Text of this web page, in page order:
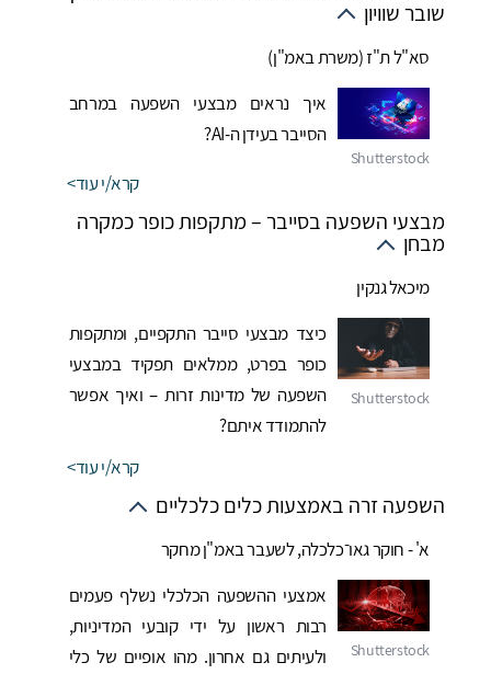
שובר שוויון
סא"ל ת"ז (משרת באמ"ן)
איך נראים מבצעי השפעה במרחב
הסייבר בעידן ה-AI?
קרא/י עוד
מבצעי השפעה בסייבר – מתקפות כופר כמקרה
מבחן
מיכאל גנקין
כיצד מבצעי סייבר התקפיים, ומתקפות
כופר בפרט, ממלאים תפקיד במבצעי
השפעה של מדינות זרות – ואיך אפשר
להתמודד איתם?
קרא/י עוד
השפעה זרה באמצעות כלים כלכליים
א' - חוקר גאו־כלכלה, לשעבר באמ"ן מחקר
אמצעי ההשפעה הכלכלי נשלף פעמים
רבות ראשון על ידי קובעי המדיניות,
ולעיתים גם אחרון. מהו אופיים של כלי